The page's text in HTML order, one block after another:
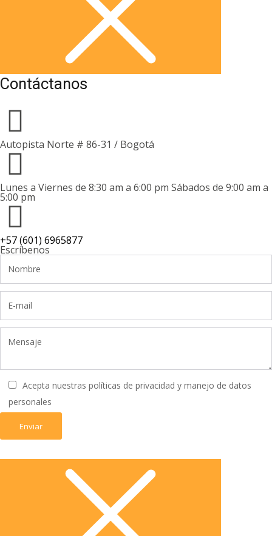
Contáctanos
Autopista Norte # 86-31 / Bogotá
Lunes a Viernes de 8:30 am a 6:00 pm Sábados de 9:00 am a
5:00 pm
+57 (601) 6965877
Escríbenos
Acepta nuestras políticas de privacidad y manejo de datos
personales